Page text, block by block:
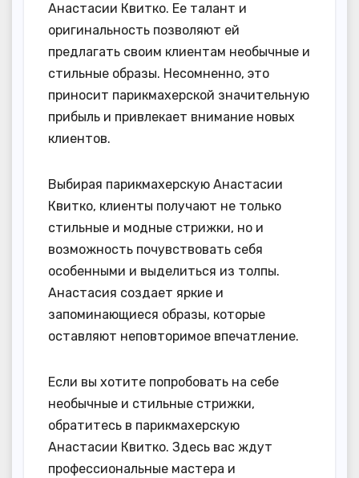
Анастасии Квитко. Ее талант и
оригинальность позволяют ей
предлагать своим клиентам необычные и
стильные образы. Несомненно, это
приносит парикмахерской значительную
прибыль и привлекает внимание новых
клиентов.
Выбирая парикмахерскую Анастасии
Квитко, клиенты получают не только
стильные и модные стрижки, но и
возможность почувствовать себя
особенными и выделиться из толпы.
Анастасия создает яркие и
запоминающиеся образы, которые
оставляют неповторимое впечатление.
Если вы хотите попробовать на себе
необычные и стильные стрижки,
обратитесь в парикмахерскую
Анастасии Квитко. Здесь вас ждут
профессиональные мастера и